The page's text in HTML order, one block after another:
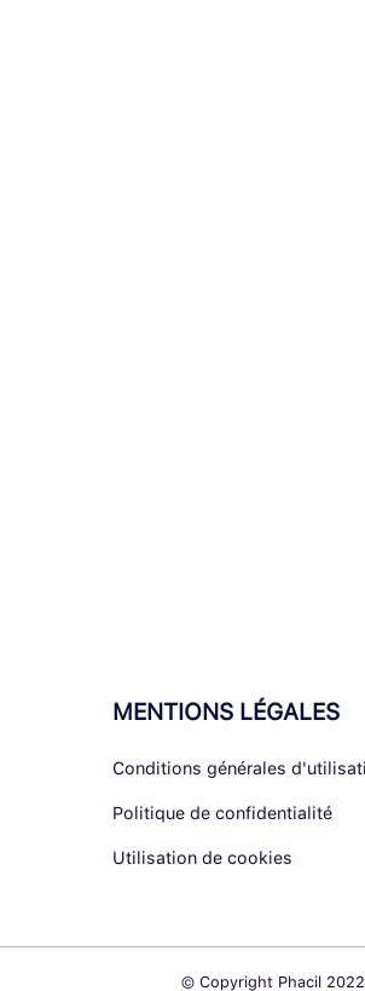
MENTIONS LÉGALES
Conditions générales
Politique de confidentialité
Utilisation de cookies
© Copyright Phacil